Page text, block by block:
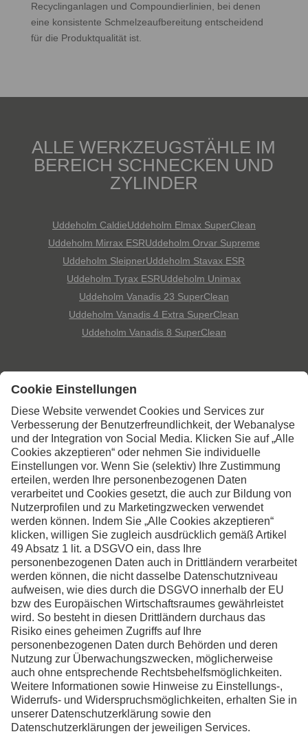
Recyclinganlagen und Compoundierlinien, bei denen
eine konsistente Schmelzeaufbereitung entscheidend
für die Produktqualität ist.
ALLE WERKZEUGSTÄHLE IM
BEREICH SCHNECKEN UND
ZYLINDER
Uddeholm CaldieUddeholm Elmax SuperClean
Uddeholm Mirrax ESRUddeholm Orvar Supreme
Uddeholm SleipnerUddeholm Stavax ESR
Uddeholm Tyrax ESRUddeholm Unimax
Uddeholm Vanadis 23 SuperClean
Uddeholm Vanadis 4 Extra SuperClean
Uddeholm Vanadis 8 SuperClean
Kontaktieren Sie uns,
wenn Sie weitere
Informationen wünschen
Kontakt
Facebook